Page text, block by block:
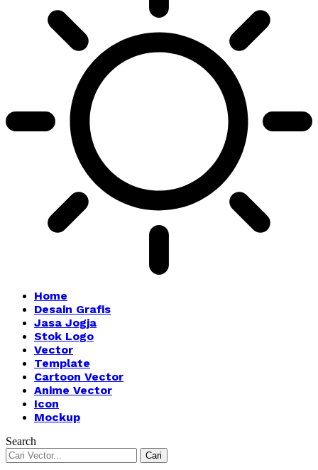
Home
Desain Grafis
Jasa Jogja
Stok Logo
Vector
Template
Cartoon Vector
Anime Vector
Icon
Mockup
Search